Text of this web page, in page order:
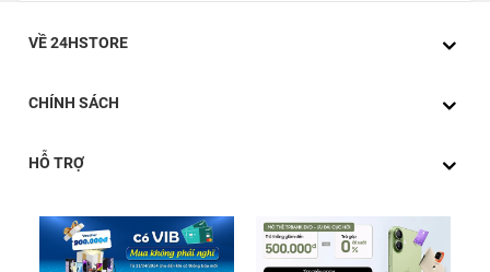
VỀ 24HSTORE
CHÍNH SÁCH
HỖ TRỢ